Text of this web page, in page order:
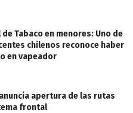
Tabaco en menores: Uno de
chilenos reconoce haber
en vapeador
apertura de las rutas
frontal